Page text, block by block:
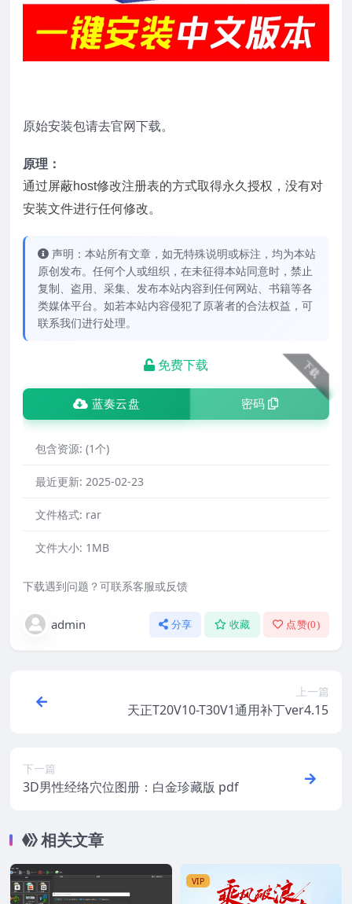
原始安装包请去官网下载。
原理：
通过屏蔽host修改注册表的方式取得永久授权，没有对
安装文件进行任何修改。
声明：本站所有文章，如无特殊说明或标注，均为本站
原创发布。任何个人或组织，在未征得本站同意时，禁止
复制、盗用、采集、发布本站内容到任何网站、书籍等各
类媒体平台。如若本站内容侵犯了原著者的合法权益，可
联系我们进行处理。
下载
免费下载
蓝奏云盘 密码
包含资源: (1个)
最近更新: 2025-02-23
文件格式: rar
文件大小: 1MB
下载遇到问题？可联系客服或反馈
admin 分享 收藏 点赞(0)
上一篇
天正T20V10-T30V1通用补丁ver4.15
下一篇
3D男性经络穴位图册：白金珍藏版 pdf
相关文章
VIP